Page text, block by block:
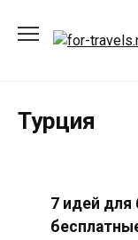
содержанию
Турция
7 идей